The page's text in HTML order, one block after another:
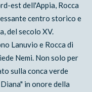
est dell'Appia, Rocca
centro storico e
del secolo XV.
Lanuvio e Rocca di
Nemi. Non solo per
sulla conca verde
in onore della